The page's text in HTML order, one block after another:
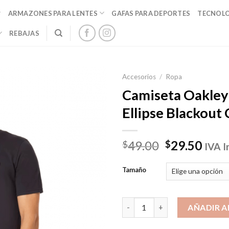
ARMAZONES PARA LENTES GAFAS PARA DEPORTES
REBAJAS
Accesorios / Ropa
Camiseta
Ellipse Blackout
$49.00 El
original
era:
$49.00.
$29.50El
es:
IVA
Tamaño
Camiseta Oakley O-Bold
AÑADIR